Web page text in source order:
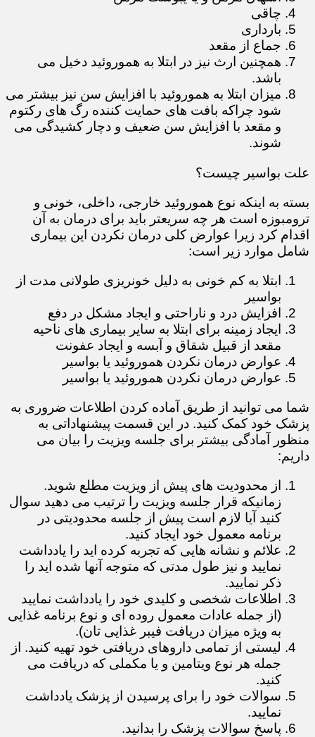
چاقی
بارداری
جماع از مقعد
همچنین ارث نیز در ابتلا به هموروئید دخیل می
باشد.
میزان ابتلا به هموروئید با افزایش سن نیز بیشتر می
شود چراکه بافت های حمایت کننده رگ های رکتوم
و مقعد با افزایش سن ضعیف و دچار کشیدگی می
شوند.
علت بواسیر چیست؟
بسته به اینکه نوع هموروئید خارجی، داخلی، خونی و
ترومبوزه است هر چه سریعتر باید برای درمان به آن
اقدام کرد زیرا عوارض کلی درمان نکردن این بیماری
شامل موارد زیر است:
ابتلا به کم خونی به دلیل خونریزی طولانی مدت از
بواسیر
افزایش درد و ناراحتی و ایجاد مشکل در دفع
ایجاد زمینه برای ابتلا به سایر بیماری های ناحیه
مقعد از قبیل شقاق و آبسه و ایجاد عفونت
عوارض درمان نکردن هموروئید یا بواسیر
عوارض درمان نکردن هموروئید یا بواسیر
​​​​​​​شما می توانید از طریق آماده کردن اطلاعات ضروری به
پزشک خود کمک کنید. در این قسمت پیشنهاداتی به
منظور آمادگی بیشتر برای جلسه ویزیت را بیان می
داریم:
از محدودیت های پیش از ویزیت مطلع شوید.
زمانیکه قرار جلسه ویزیت را ترتیب می دهید سوال
کنید آیا لازم است پیش از جلسه محدودیتی در
برنامه معمول خود ایجاد کنید.
علائم و نشانه هایی که تجربه کرده اید را یادداشت
نمایید و نیز طول مدتی که متوجه آنها شده اید را
ذکر نمایید.
اطلاعات شخصی و کلیدی خود را یادداشت نمایید
(از جمله عادات معمول روده ای و نوع برنامه غذایی
به ویژه میزان دریافت فیبر غذایی تان).
لیستی از تمامی داروهای دریافتی خود تهیه کنید. از
جمله هر نوع ویتامین و یا مکملی که دریافت می
کنید.
سوالات خود را برای پرسیدن از پزشک یادداشت
نمایید.
پاسخ سوالات پزشک را بدانید.